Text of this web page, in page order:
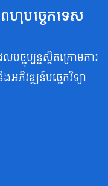
ហុបច្ចេកទេស
បច្ចុប្បន្នស្ថិតក្រោមការ
ភិវឌ្ឍន៍បច្ចេកវិទ្យា